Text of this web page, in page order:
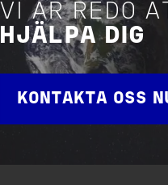
VI ÄR REDO
HJÄLPA DIG
KONTAKTA OSS